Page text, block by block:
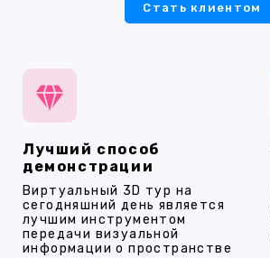
Стать клиентом
Лучший способ
демонстрации
Виртуальный 3D тур на
сегодняшний день является
лучшим инструментом
передачи визуальной
информации о пространстве